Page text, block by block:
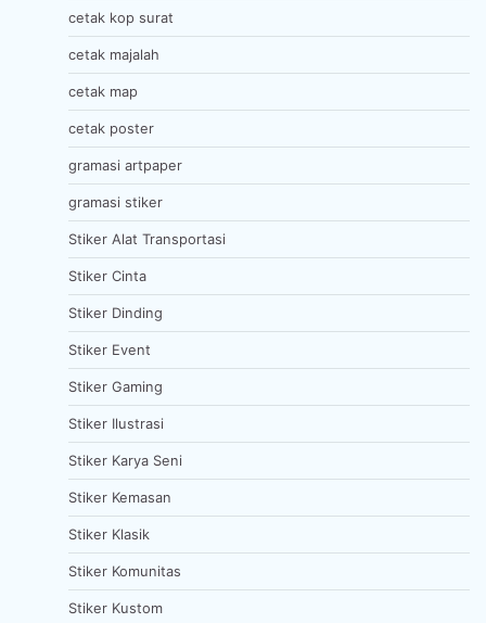
cetak kop surat
cetak majalah
cetak map
cetak poster
gramasi artpaper
gramasi stiker
Stiker Alat Transportasi
Stiker Cinta
Stiker Dinding
Stiker Event
Stiker Gaming
Stiker Ilustrasi
Stiker Karya Seni
Stiker Kemasan
Stiker Klasik
Stiker Komunitas
Stiker Kustom